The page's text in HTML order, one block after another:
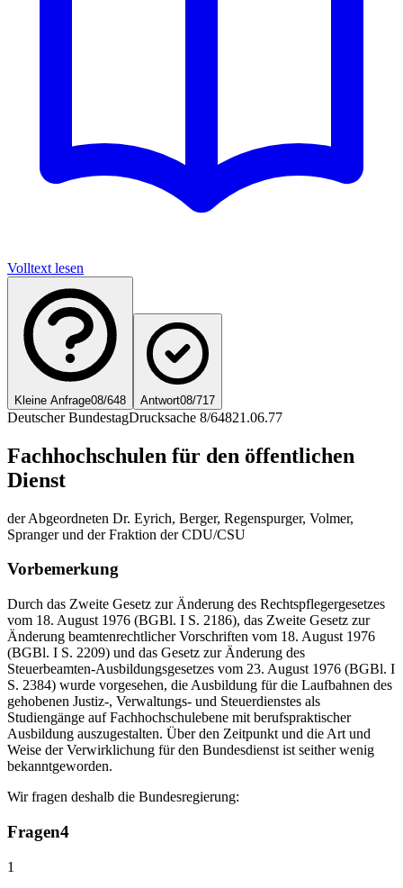
Volltext lesen
Kleine Anfrage08/648 Antwort08/717
Deutscher BundestagDrucksache 8/64821.06.77
Fachhochschulen für den öffentlichen
Dienst
der Abgeordneten Dr. Eyrich, Berger, Regenspurger, Volmer,
Spranger und der Fraktion der CDU/CSU
Vorbemerkung
Durch das Zweite Gesetz zur Änderung des Rechtspflegergesetzes
vom 18. August 1976 (BGBl. I S. 2186), das Zweite Gesetz zur
Änderung beamtenrechtlicher Vorschriften vom 18. August 1976
(BGBl. I S. 2209) und das Gesetz zur Änderung des
Steuerbeamten-Ausbildungsgesetzes vom 23. August 1976 (BGBl. I
S. 2384) wurde vorgesehen, die Ausbildung für die Laufbahnen des
gehobenen Justiz-, Verwaltungs- und Steuerdienstes als
Studiengänge auf Fachhochschulebene mit berufspraktischer
Ausbildung auszugestalten. Über den Zeitpunkt und die Art und
Weise der Verwirklichung für den Bundesdienst ist seither wenig
bekanntgeworden.
Wir fragen deshalb die Bundesregierung:
Fragen4
1